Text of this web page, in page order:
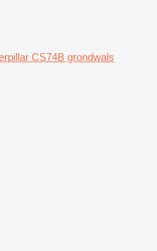
CS74B grondwals